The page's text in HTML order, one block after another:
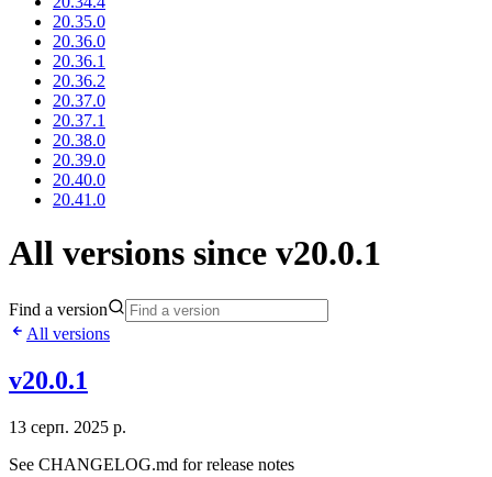
20.35.0
20.36.0
20.36.1
20.36.2
20.37.0
20.37.1
20.38.0
20.39.0
20.40.0
20.41.0
All versions since v20.0.1
Find a version
All versions
v20.0.1
13 серп. 2025 р.
See CHANGELOG.md for release notes